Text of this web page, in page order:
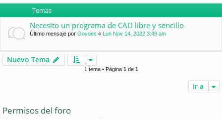
d
os
e
r
Temas
Necesito un programa de CAD libre y sencillo
Último mensaje por Goyoes « Lun Nov 14, 2022 3:49 am
Nuevo Tema
1 tema • Página 1de 1
Ir a
Permisos del foro